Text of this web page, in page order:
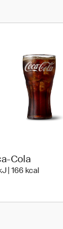
Cola
| 166 kcal